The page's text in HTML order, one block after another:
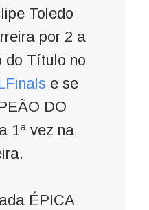
Toledo
por 2 a
do Título no
e se
DO
1ª vez na
ÉPICA